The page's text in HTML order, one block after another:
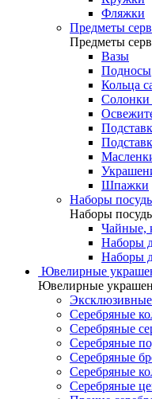
Фляжки
Предметы
Предметы
Вазы
Подносы
Кольца
Шпажки
Наборы
Наборы
Чайные,
Наборы
Наборы
Ювелирные
Ювелирные
Серебряные
Серебряные
Серебряные
Серебряные
Серебряные
Серебряные